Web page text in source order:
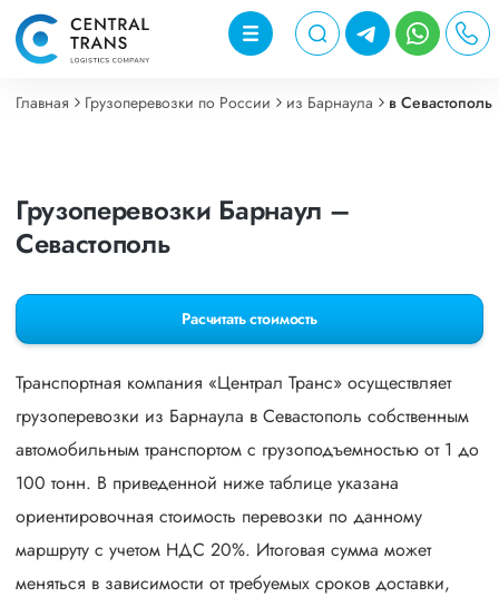
Главная Грузоперевозки по России из Барнаула в Севастополь
Грузоперевозки Барнаул –
Севастополь
Расчитать стоимость
Транспортная компания «Централ Транс» осуществляет
грузоперевозки из Барнаула в Севастополь собственным
автомобильным транспортом с грузоподъемностью от 1 до
100 тонн. В приведенной ниже таблице указана
ориентировочная стоимость перевозки по данному
маршруту с учетом НДС 20%. Итоговая сумма может
меняться в зависимости от требуемых сроков доставки,